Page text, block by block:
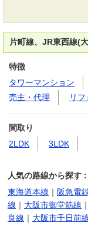
片町線、JR東西線(
特徴
タワーマンション
売主・代理
リ
間取り
2LDK
3LDK
人気の路線から探す :
東海道本線 ｜ 阪急電
線 ｜ 大阪市御堂筋線 ｜
良線 ｜ 大阪市千日前